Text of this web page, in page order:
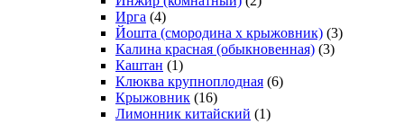
Ирга (4)
Йошта (смородина х крыжовник) (3)
Калина красная (обыкновенная) (3)
Каштан (1)
Клюква крупноплодная (6)
Крыжовник (16)
Лимонник китайский (1)